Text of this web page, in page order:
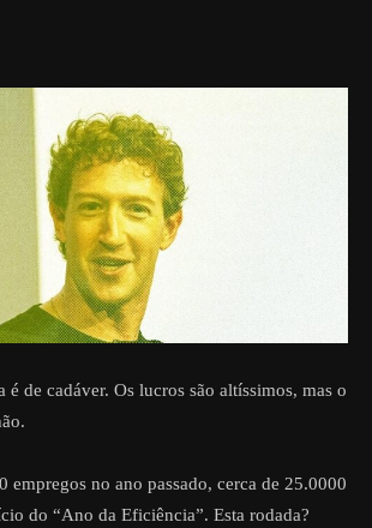
de cadáver. Os lucros são altíssimos, mas o
empregos no ano passado, cerca de 25.0000
do “Ano da Eficiência”. Esta rodada?